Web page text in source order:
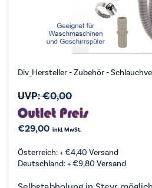
Div_Hersteller - Zubehör -
UVP:€0,00
€29,00 inkl. MwSt.
Österreich: +€4,40 Versand
Deutschland: +€9,80 Versand